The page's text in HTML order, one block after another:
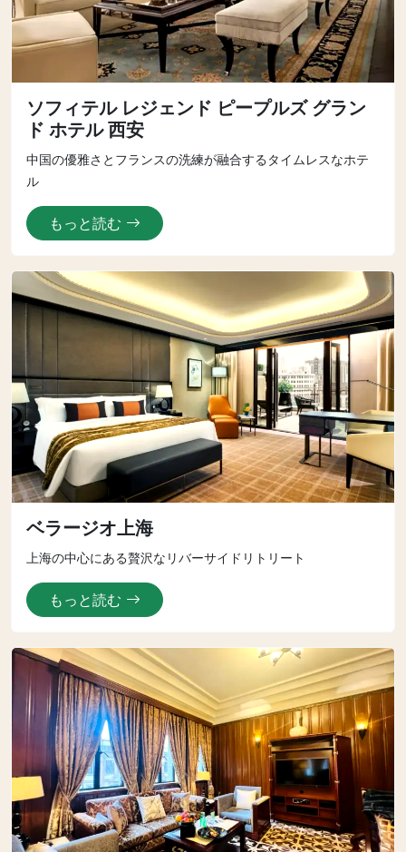
ソフィテル レジェンド ピープルズ グラン
ド ホテル 西安
中国の優雅さとフランスの洗練が融合するタイムレスなホテ
ル
もっと読む
ベラージオ上海
上海の中心にある贅沢なリバーサイドリトリート
もっと読む